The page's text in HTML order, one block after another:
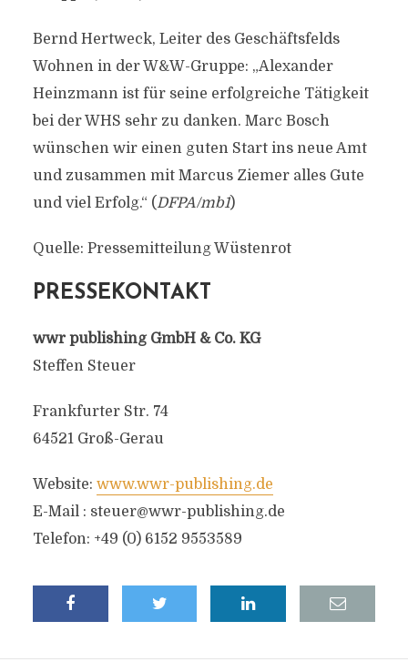
Bernd Hertweck, Leiter des Geschäftsfelds
Wohnen in der W&W-Gruppe: „Alexander
Heinzmann ist für seine erfolgreiche Tätigkeit
bei der WHS sehr zu danken. Marc Bosch
wünschen wir einen guten Start ins neue Amt
und zusammen mit Marcus Ziemer alles Gute
und viel Erfolg.“ (DFPA/mb1)
Quelle: Pressemitteilung Wüstenrot
PRESSEKONTAKT
wwr publishing GmbH & Co. KG
Steffen Steuer
Frankfurter Str. 74
64521 Groß-Gerau
Website: www.wwr-publishing.de
E-Mail : steuer@wwr-publishing.de
Telefon: +49 (0) 6152 9553589